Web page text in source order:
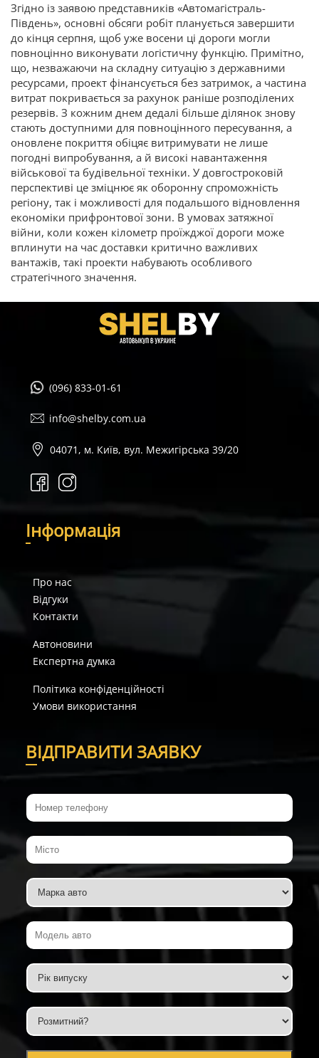
Згідно із заявою представників «Автомагістраль-
Південь», основні обсяги робіт планується завершити
до кінця серпня, щоб уже восени ці дороги могли
повноцінно виконувати логістичну функцію. Примітно,
що, незважаючи на складну ситуацію з державними
ресурсами, проект фінансується без затримок, а частина
витрат покривається за рахунок раніше розподілених
резервів. З кожним днем дедалі більше ділянок знову
стають доступними для повноцінного пересування, а
оновлене покриття обіцяє витримувати не лише
погодні випробування, а й високі навантаження
військової та будівельної техніки. У довгостроковій
перспективі це зміцнює як оборонну спроможність
регіону, так і можливості для подальшого відновлення
економіки прифронтової зони. В умовах затяжної
війни, коли кожен кілометр проїжджої дороги може
вплинути на час доставки критично важливих
вантажів, такі проекти набувають особливого
стратегічного значення.
(096) 833-01-61
info@shelby.com.ua
04071, м. Київ, вул. Межигірська 39/20
Інформація
Про нас
Відгуки
Контакти
Автоновини
Експертна думка
Політика конфіденційності
Умови використання
ВІДПРАВИТИ ЗАЯВКУ